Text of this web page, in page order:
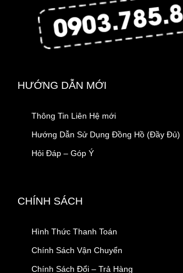
HƯỚNG DẪN MỚI
Thông Tin Liên Hệ mới
Hướng Dẫn Sử Dụng Đồng Hồ (Đầy Đủ)
Hỏi Đáp – Góp Ý
CHÍNH SÁCH
Hình Thức Thanh Toán
Chính Sách Vận Chuyển
Chính Sách Đổi – Trả Hàng